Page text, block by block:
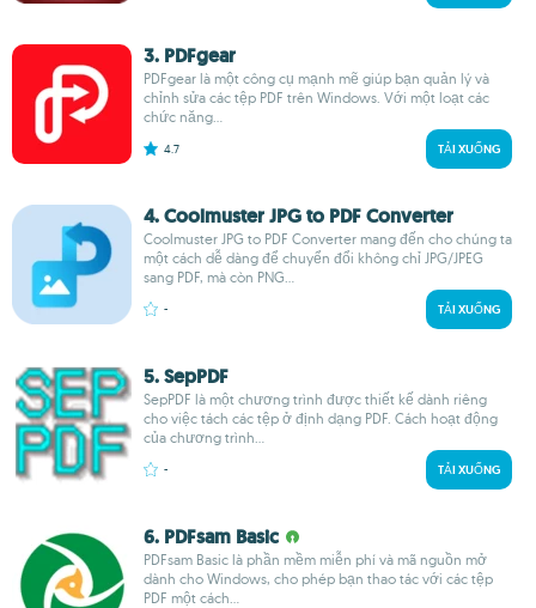
3. PDFgear
PDFgear là một công cụ mạnh mẽ giúp bạn quản lý và
chỉnh sửa các tệp PDF trên Windows. Với một loạt các
chức năng...
4.7 TẢI XUỐNG
4. Coolmuster JPG to PDF Converter
Coolmuster JPG to PDF Converter mang đến cho chúng ta
một cách dễ dàng để chuyển đổi không chỉ JPG/JPEG
sang PDF, mà còn PNG...
- TẢI XUỐNG
5. SepPDF
SepPDF là một chương trình được thiết kế dành riêng
cho việc tách các tệp ở định dạng PDF. Cách hoạt động
của chương trình...
- TẢI XUỐNG
6. PDFsam Basic
PDFsam Basic là phần mềm miễn phí và mã nguồn mở
dành cho Windows, cho phép bạn thao tác với các tệp
PDF một cách...